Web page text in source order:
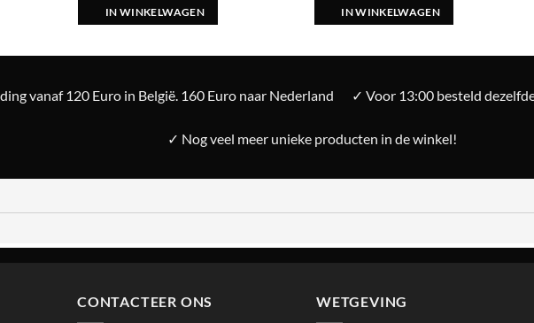
IN WINKELWAGEN IN WINKELWAGEN
vanaf 120 Euro in België. 160 Euro naar Nederland ✓ Voor 13:00 besteld
✓ Nog veel meer unieke producten in de winkel!
CONTACTEER ONS WETGEVING